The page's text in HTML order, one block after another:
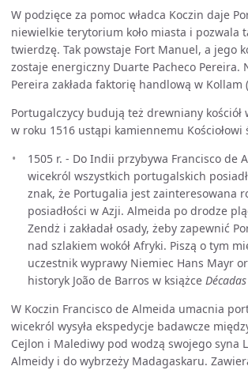
W podzięce za pomoc władca Koczin daje
niewielkie terytorium koło miasta i pozwala
twierdzę. Tak powstaje Fort Manuel, a jego
zostaje energiczny Duarte Pacheco Pereira.
Pereira zakłada faktorię handlową w Kollam
Portugalczycy budują też drewniany kościół
w roku 1516 ustąpi kamiennemu Kościołowi
1505 r. - Do Indii przybywa Francisco de
wicekról wszystkich portugalskich
znak, że Portugalia jest zainteresowana
posiadłości w Azji. Almeida po drodze
Zendż i zakładał osady, żeby zapewnić
nad szlakiem wokół Afryki. Piszą o tym
uczestnik wyprawy Niemiec Hans Mayr
historyk João de Barros w książce
W Koczin Francisco de Almeida umacnia
wicekról wysyła ekspedycje badawcze
Cejlon i Malediwy pod wodzą swojego syna
Almeidy i do wybrzeży Madagaskaru.